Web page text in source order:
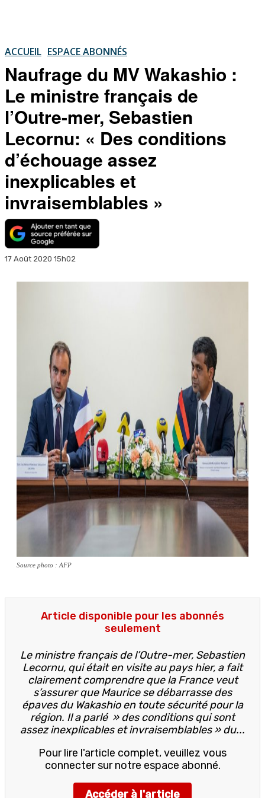
ACCUEIL ESPACE ABONNÉS
Naufrage du MV Wakashio :
Le ministre français de
l’Outre-mer, Sebastien
Lecornu: « Des conditions
d’échouage assez
inexplicables et
invraisemblables »
17 Août 2020 15h02
Source photo : AFP
Article disponible pour les abonnés
seulement
Le ministre français de l’Outre-mer, Sebastien
Lecornu, qui était en visite au pays hier, a fait
clairement comprendre que la France veut
s’assurer que Maurice se débarrasse des
épaves du Wakashio en toute sécurité pour la
région. Il a parlé » des conditions qui sont
assez inexplicables et invraisemblables » du...
Pour lire l'article complet, veuillez vous
connecter sur notre espace abonné.
Accéder à l'article